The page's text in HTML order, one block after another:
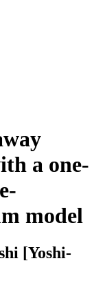
a one-
model
[Yoshi-